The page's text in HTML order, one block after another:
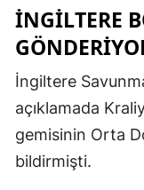
İNGILTERE
İngiltere
açıklamada
gemisinin Orta
bildirmişti.